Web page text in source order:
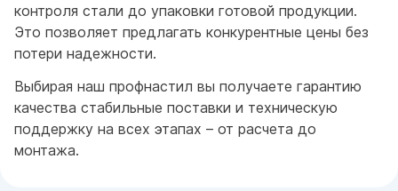
контроля стали до упаковки готовой продукции.
Это позволяет предлагать конкурентные цены без
потери надежности.
Выбирая наш профнастил вы получаете гарантию
качества стабильные поставки и техническую
поддержку на всех этапах – от расчета до
монтажа.